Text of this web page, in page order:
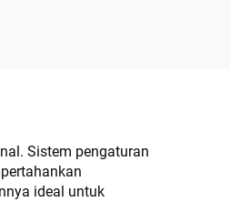
Sistem pengaturan
ideal untuk